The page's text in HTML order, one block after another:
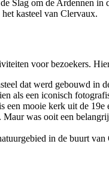
om de Ardennen
kasteel van Clervaux.
voor bezoekers.
dat werd gebouwd in
als een iconisch
mooie kerk uit de
was ooit een
in de buurt